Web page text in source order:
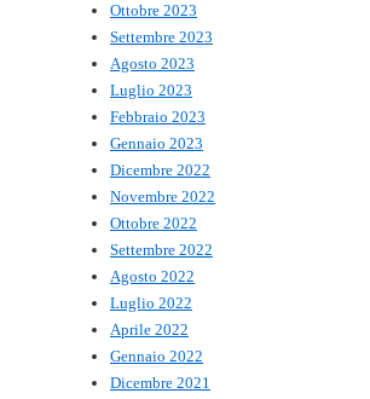
Ottobre 2023
Settembre 2023
Agosto 2023
Luglio 2023
Febbraio 2023
Gennaio 2023
Dicembre 2022
Novembre 2022
Ottobre 2022
Settembre 2022
Agosto 2022
Luglio 2022
Aprile 2022
Gennaio 2022
Dicembre 2021